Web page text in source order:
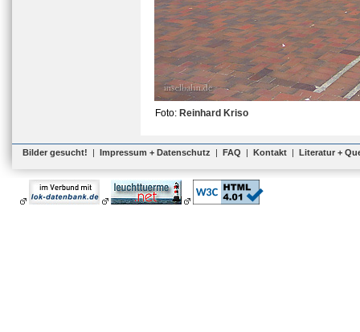
Foto: Reinhard Kriso
Bilder gesucht! | Impressum + Datenschutz | FAQ | Kontakt | Literatur +